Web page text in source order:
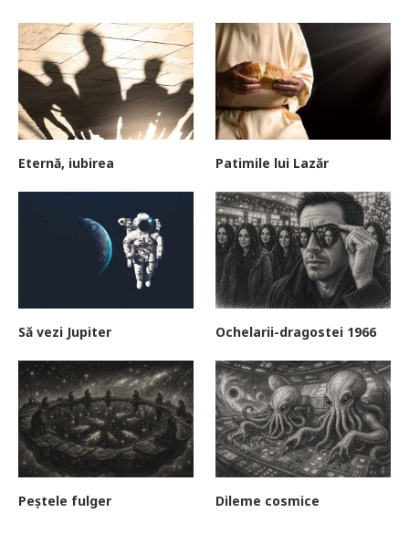
Eternă, iubirea Patimile lui Lazăr
Să vezi Jupiter Ochelarii-dragostei 1966
Peștele fulger Dileme cosmice